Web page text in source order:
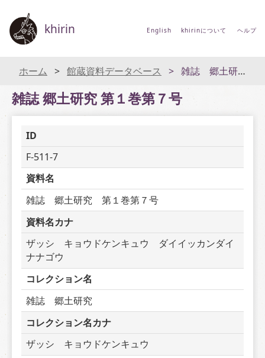
khirin English khirinについて ヘルプ
ホーム 館蔵資料データベース 雑誌 郷土研究 第１巻第７号
雑誌 郷土研究 第１巻第７号
ID
F-511-7
資料名
雑誌　郷土研究　第１巻第７号
資料名カナ
ザッシ　キョウドケンキュウ　ダイイッカンダイ
ナナゴウ
コレクション名
雑誌　郷土研究
コレクション名カナ
ザッシ　キョウドケンキュウ